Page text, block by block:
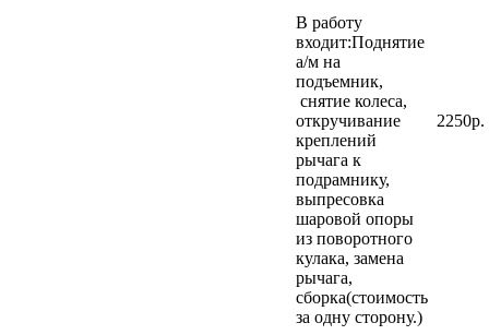
В работу
входит:Поднятие
а/м на
подъемник,
снятие колеса,
откручивание
креплений
рычага к
подрамнику,
выпресовка
шаровой опоры
из поворотного
кулака, замена
рычага,
сборка(стоимость
за одну сторону.)
2250р.